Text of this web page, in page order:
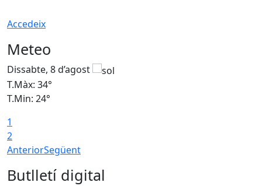
Accedeix
Meteo
Dissabte, 8 d’agost
T.Màx: 34°
T.Min: 24°
1
2
AnteriorSegüent
Butlletí digital